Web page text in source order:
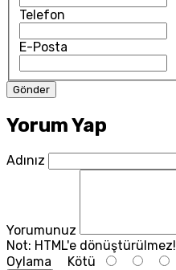
Telefon
E-Posta
Yorum Yap
Adınız
Yorumunuz
Not: HTML'e dönüştürülmez!
Oylama Kötü